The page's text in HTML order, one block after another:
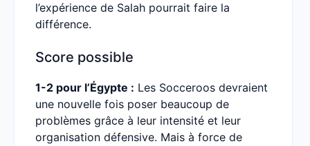
l’expérience de Salah pourrait faire la
différence.
Score possible
1-2 pour l’Égypte : Les Socceroos devraient
une nouvelle fois poser beaucoup de
problèmes grâce à leur intensité et leur
organisation défensive. Mais à force de